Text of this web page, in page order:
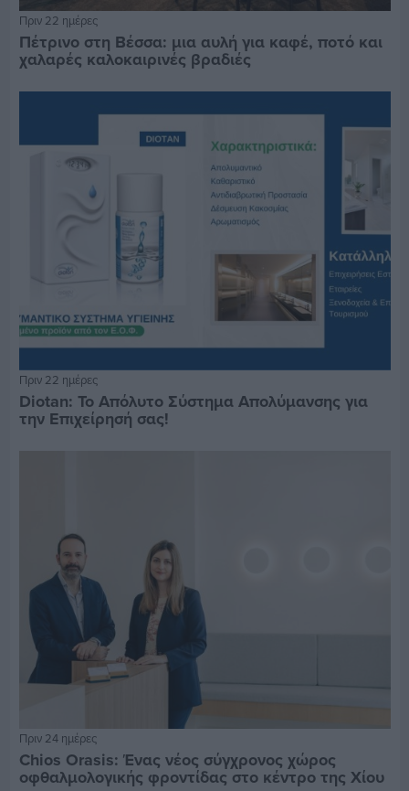
Πριν 22 ημέρες
Πέτρινο στη Βέσσα: μια αυλή για καφέ, ποτό και
χαλαρές καλοκαιρινές βραδιές
Πριν 22 ημέρες
Diotan: Το Απόλυτο Σύστημα Απολύμανσης για
την Επιχείρησή σας!
Πριν 24 ημέρες
Chios Orasis: Ένας νέος σύγχρονος χώρος
οφθαλμολογικής φροντίδας στο κέντρο της Χίου